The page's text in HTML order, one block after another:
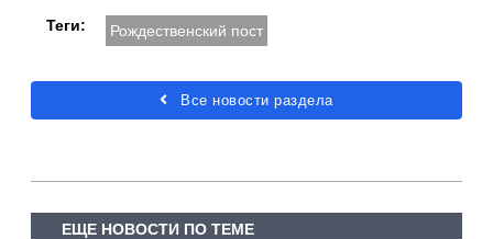
Теги: Рождественский пост
Все новости раздела
ЕЩЕ НОВОСТИ ПО ТЕМЕ